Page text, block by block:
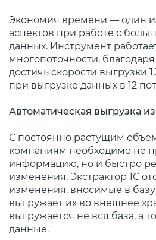
Экономия времени — один
аспектов при работе с
данных. Инструмент
многопоточности,
достичь скорости выгрузки
при выгрузке данных в 12
Автоматическая выгрузка
С постоянно растущим
компаниям необходимо не
информацию, но и быстро
изменения. Экстрактор 1С
изменения, вносимые в базу
выгружает их во внешнее
выгружается не вся база, а
данные.